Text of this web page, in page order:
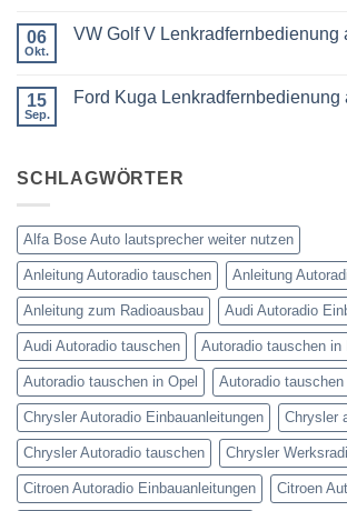
DIN
benötigt
Fusion
Can
06
Okt.
VW Golf V Lenkradfernbedienung
VW
15
Sep.
Ford Kuga Lenkradfernbedienung
Kuga
SCHLAGWÖRTER
Alfa Bose Auto lautsprecher weiter nutzen
Anleitung Autoradio tauschen Anleitung
Anleitung zum Radioausbau Audi Autoradio
Audi Autoradio tauschen Autoradio tauschen in
Autoradio tauschen in Opel Autoradio
Chrysler Autoradio Einbauanleitungen Chrysler
Chrysler Autoradio tauschen Chrysler
Citroen Autoradio Einbauanleitungen Citroen